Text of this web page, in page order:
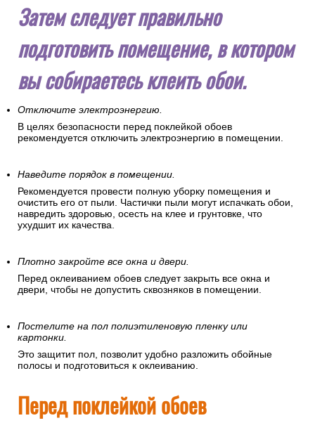
Затем следует правильно
подготовить помещение, в котором
вы собираетесь клеить обои.
Отключите электроэнергию.
В целях безопасности перед поклейкой обоев
рекомендуется отключить электроэнергию в помещении.
Наведите порядок в помещении.
Рекомендуется провести полную уборку помещения и
очистить его от пыли. Частички пыли могут испачкать обои,
навредить здоровью, осесть на клее и грунтовке, что
ухудшит их качества.
Плотно закройте все окна и двери.
Перед оклеиванием обоев следует закрыть все окна и
двери, чтобы не допустить сквозняков в помещении.
Постелите на пол полиэтиленовую пленку или
картонки.
Это защитит пол, позволит удобно разложить обойные
полосы и подготовиться к оклеиванию.
Перед поклейкой обоев